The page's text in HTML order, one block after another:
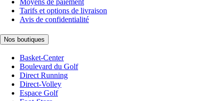
Tarifs et options de livraison
Avis de confidentialité
Nos boutiques
Basket-Center
Boulevard du Golf
Direct Running
Direct-Volley
Espace Golf